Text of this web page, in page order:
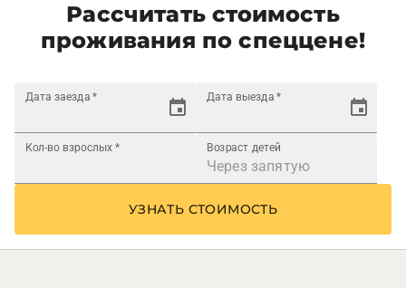
Рассчитать стоимость
проживания по спеццене!
Дата заезда * Дата выезда *
Кол-во взрослых * Возраст детей
УЗНАТЬ СТОИМОСТЬ